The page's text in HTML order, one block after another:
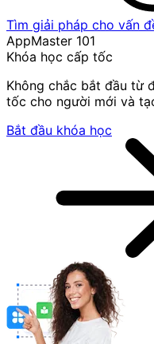
Tìm giải pháp cho vấn
AppMaster 101
Khóa học cấp tốc
Không chắc bắt đầu từ
tốc cho người mới và
Bắt đầu khóa học